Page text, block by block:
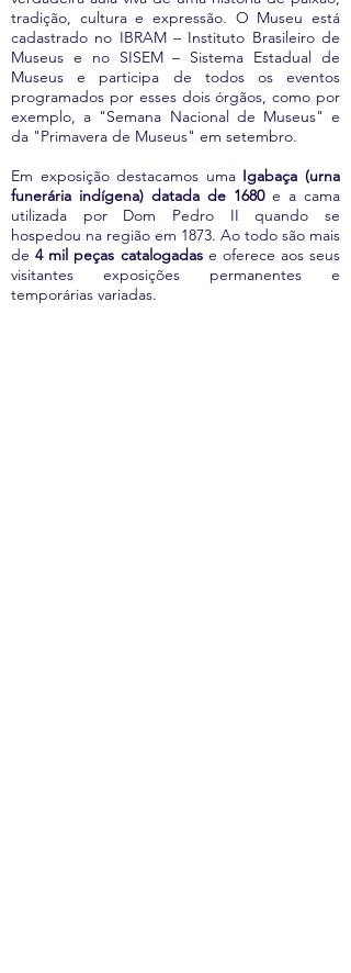
tradição, cultura e expressão. O Museu está
cadastrado no IBRAM – Instituto Brasileiro de
Museus e no SISEM – Sistema Estadual de
Museus e participa de todos os eventos
programados por esses dois órgãos, como por
exemplo, a "Semana Nacional de Museus" e
da "Primavera de Museus" em setembro.
Em exposição destacamos uma Igabaça (urna
funerária indígena) datada de 1680e a cama
utilizada por Dom Pedro II quando se
hospedou na região em 1873. Ao todo são mais
de4 mil peças catalogadas e oferece aos seus
visitantes exposições permanentes e
temporárias variadas.